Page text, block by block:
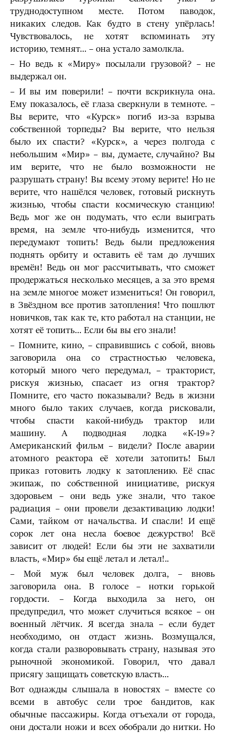
труднодоступном месте. Потом паводок,
никаких следов. Как будто в стену упёрлась!
Чувствовалось, не хотят вспоминать эту
историю, темнят… – она устало замолкла.
– Но ведь к «Миру» посылали грузовой? – не
выдержал он.
– И вы им поверили! – почти вскрикнула она.
Ему показалось, её глаза сверкнули в темноте. –
Вы верите, что «Курск» погиб из-за взрыва
собственной торпеды? Вы верите, что нельзя
было их спасти? «Курск», а через полгода с
небольшим «Мир» – вы, думаете, случайно? Вы
им верите, что не было возможности не
разрушать страну! Вы всему этому верите! Но не
верите, что нашёлся человек, готовый рискнуть
жизнью, чтобы спасти космическую станцию!
Ведь мог же он подумать, что если выиграть
время, на земле что-нибудь изменится, что
передумают топить! Ведь были предложения
поднять орбиту и оставить её там до лучших
времён! Ведь он мог рассчитывать, что сможет
продержаться несколько месяцев, а за это время
на земле многое может измениться! Он говорил,
в Звёздном все против затопления! Что пошлют
новичков, так как те, кто работал на станции, не
хотят её топить… Если бы вы его знали!
– Помните, кино, – справившись с собой, вновь
заговорила она со страстностью человека,
который много чего передумал, – тракторист,
рискуя жизнью, спасает из огня трактор?
Помните, его часто показывали? Ведь в жизни
много было таких случаев, когда рисковали,
чтобы спасти какой-нибудь трактор или
машину. А подводная лодка «К-19»?
Американский фильм – видели? После аварии
атомного реактора её хотели затопить! Был
приказ готовить лодку к затоплению. Её спас
экипаж, по собственной инициативе, рискуя
здоровьем – они ведь уже знали, что такое
радиация – они провели дезактивацию лодки!
Сами, тайком от начальства. И спасли! И ещё
сорок лет она несла боевое дежурство! Всё
зависит от людей! Если бы эти не захватили
власть, «Мир» бы ещё летал и летал!..
– Мой муж был человек долга, – вновь
заговорила она. В голосе – нотки горькой
гордости. – Когда выходила за него, он
предупредил, что может случиться всякое – он
военный лётчик. Я всегда знала – если будет
необходимо, он отдаст жизнь. Возмущался,
когда стали разворовывать страну, называя это
рыночной экономикой. Говорил, что давал
присягу защищать советскую власть…
Вот однажды слышала в новостях – вместе со
всеми в автобус сели трое бандитов, как
обычные пассажиры. Когда отъехали от города,
они достали ножи и всех обобрали до нитки. Но